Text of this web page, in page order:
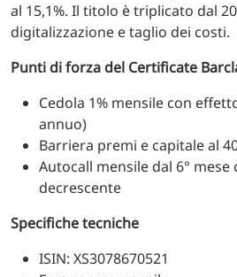
al 15,1%. Il titolo è triplicato dal
digitalizzazione e taglio dei costi.
Punti di forza del Certificate
Cedola 1% mensile con
annuo)
Barriera premi e capitale al
Autocall mensile dal 6° mese
decrescente
Specifiche tecniche
ISIN: XS3078670521